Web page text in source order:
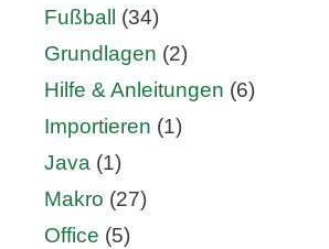
Fußball
(34)
Grundlagen (2)
Hilfe & Anleitungen (6)
Importieren (1)
Java (1)
Makro (27)
Office (5)